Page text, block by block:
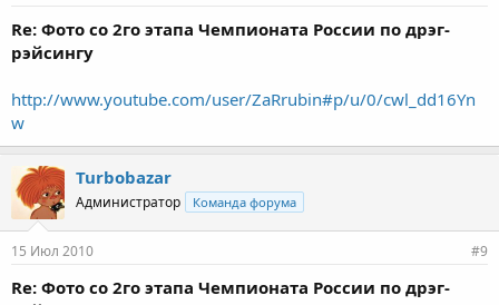
Re: Фото со 2го этапа Чемпионата России по дрэг-
рэйсингу
http://www.youtube.com/user/ZaRrubin#p/u/0/cwl_dd16Yn
w
Turbobazar
Администратор Команда форума
15 Июл 2010 #9
Re: Фото со 2го этапа Чемпионата России по дрэг-